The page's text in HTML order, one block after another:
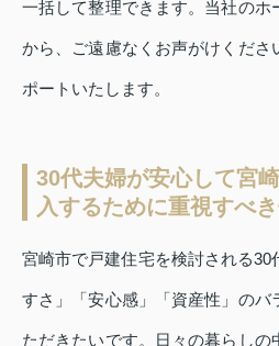
一括して整理できます。当社のホ
から、ご遠慮なくお声がけくださ
ポートいたします。
30代夫婦が安心して宮
入するために重視すべ
宮崎市で戸建住宅を検討される
すさ」「安心感」「資産性」のバ
ただきたいです。日々の暮らし